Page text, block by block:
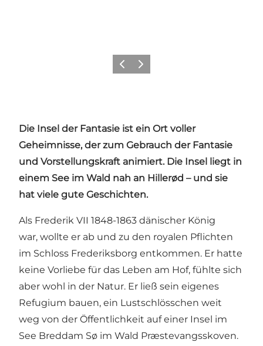
ZurückWeiter
Die Insel der Fantasie ist ein Ort voller
Geheimnisse, der zum Gebrauch der Fantasie
und Vorstellungskraft animiert. Die Insel liegt in
einem See im Wald nah an Hillerød – und sie
hat viele gute Geschichten.
Als Frederik VII 1848-1863 dänischer König
war, wollte er ab und zu den royalen Pflichten
im Schloss Frederiksborg entkommen. Er hatte
keine Vorliebe für das Leben am Hof, fühlte sich
aber wohl in der Natur. Er ließ sein eigenes
Refugium bauen, ein Lustschlösschen weit
weg von der Öffentlichkeit auf einer Insel im
See Breddam Sø im Wald Præstevangsskoven.